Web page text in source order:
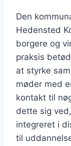
Den
Hedensted
borgere og
praksis
at styrke
møder med
kontakt til
dette sig
integreret i
til